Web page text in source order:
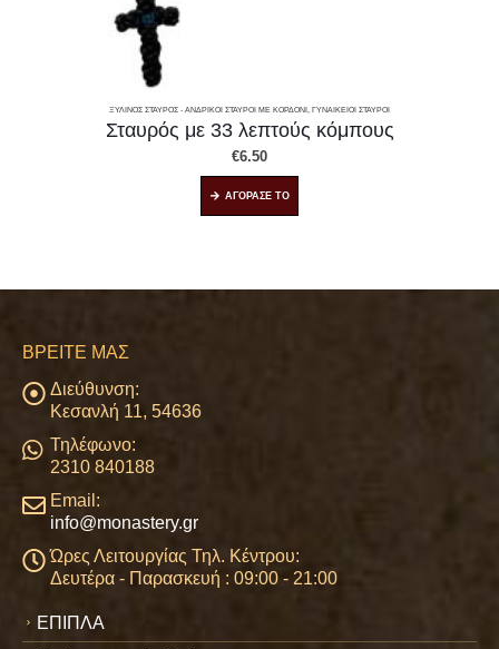
ΞΎΛΙΝΟΣ ΣΤΑΥΡΌΣ - ΑΝΔΡΙΚΟΊ ΣΤΑΥΡΟΊ ΜΕ ΚΟΡΔΌΝΙ, ΓΥΝΑΙΚΕΊΟΙ ΣΤΑΥΡΟΊ
Σταυρός με 33 λεπτούς κόμπους
€6.50
ΑΓΟΡΑΣΕ ΤΟ
ΒΡΕΊΤΕ ΜΑΣ
Διεύθυνση:
Κεσανλή 11, 54636
Τηλέφωνο:
2310 840188
Email:
info@monastery.gr
Ώρες Λειτουργίας Τηλ. Κέντρου:
Δευτέρα - Παρασκευή : 09:00 - 21:00
ΕΠΙΠΛΑ